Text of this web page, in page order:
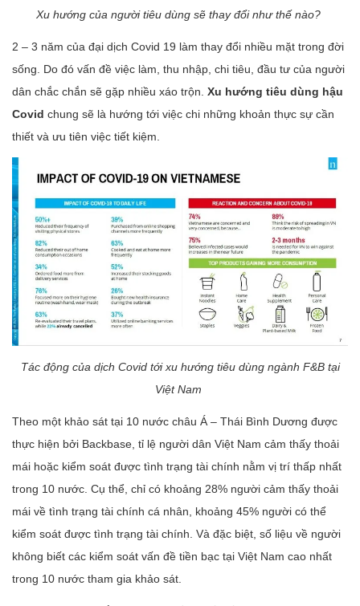
Xu hướng của người tiêu dùng sẽ thay đổi như thế nào?
2 – 3 năm của đại dịch Covid 19 làm thay đổi nhiều mặt trong đời
sống. Do đó vấn đề việc làm, thu nhập, chi tiêu, đầu tư của người
dân chắc chắn sẽ gặp nhiều xáo trộn. Xu hướng tiêu dùng hậu
Covid chung sẽ là hướng tới việc chi những khoản thực sự cần
thiết và ưu tiên việc tiết kiệm.
Tác động của dịch Covid tới xu hướng tiêu dùng ngành F&B tại
Việt Nam
Theo một khảo sát tại 10 nước châu Á – Thái Bình Dương được
thực hiện bởi Backbase, tỉ lệ người dân Việt Nam cảm thấy thoải
mái hoặc kiểm soát được tình trạng tài chính nằm vị trí thấp nhất
trong 10 nước. Cụ thể, chỉ có khoảng 28% người cảm thấy thoải
mái về tình trạng tài chính cá nhân, khoảng 45% người có thể
kiểm soát được tình trạng tài chính. Và đặc biệt, số liệu về người
không biết các kiểm soát vấn đề tiền bạc tại Việt Nam cao nhất
trong 10 nước tham gia khảo sát.